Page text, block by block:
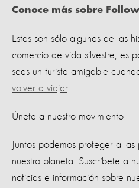
Conoce más sobre
Estas son sólo algunas de las
comercio de vida silvestre, es
seas un turista amigable
volver a viajar.
Únete a nuestro movimiento
Juntos podemos proteger a
nuestro planeta. Suscríbete a
noticias e información sobre